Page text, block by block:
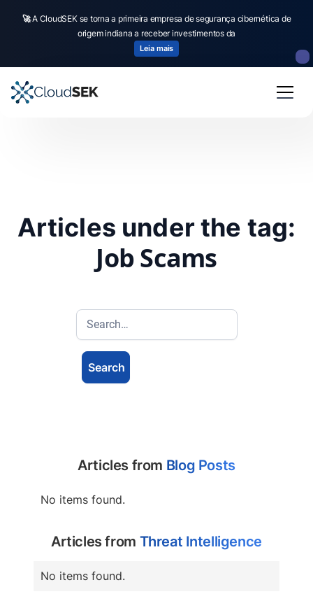
🚀A CloudSEK se torna a primeira empresa de segurança cibernética de
origem indiana a receber investimentos da
Leia mais
Articles under the tag:
Job Scams
Articles from Blog Posts
No items found.
Articles from Threat Intelligence
No items found.